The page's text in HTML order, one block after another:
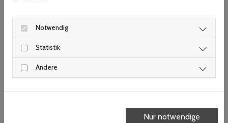
Notwendig
Statistik
Andere
Nur notwendige